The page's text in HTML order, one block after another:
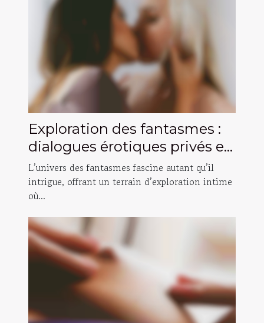
Exploration des fantasmes :
dialogues érotiques privés et
sécurisés
L’univers des fantasmes fascine autant qu’il
intrigue, offrant un terrain d’exploration intime
où...